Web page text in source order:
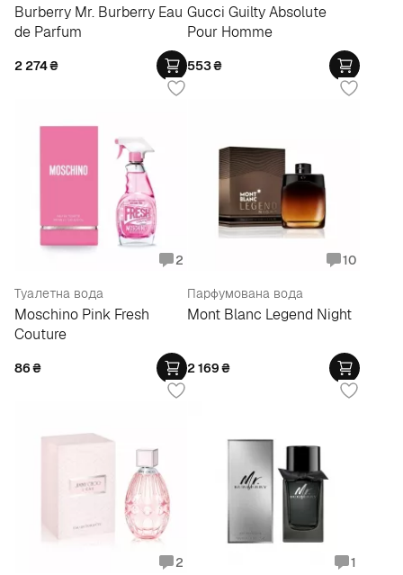
Burberry Mr. Burberry Eau
de Parfum
2 274₴
Gucci Guilty Absolute
Pour Homme
553₴
2
Туалетна вода
Moschino Pink Fresh
Couture
86₴
10
Парфумована вода
Mont Blanc Legend Night
2 169₴
2 1